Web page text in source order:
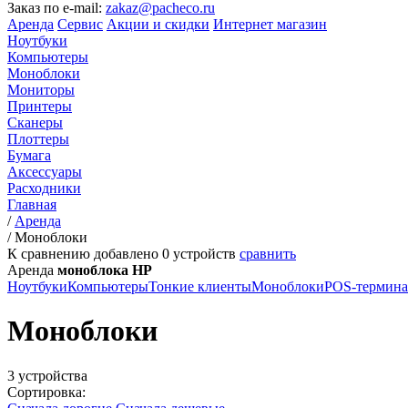
Заказ по e-mail: zakaz@pacheco.ru
Аренда Сервис Акции и скидки Интернет магазин
Ноутбуки
Компьютеры
Моноблоки
Мониторы
Принтеры
Сканеры
Плоттеры
Бумага
Аксессуары
Расходники
Главная
/ Аренда
/Моноблоки
К сравнению добавлено 0 устройств сравнить
Аренда моноблока HP
НоутбукиКомпьютерыТонкие клиентыМоноблокиPOS-
Моноблоки
3 устройства
Сортировка: